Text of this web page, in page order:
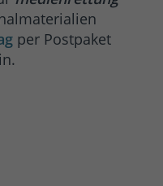
per Postpaket